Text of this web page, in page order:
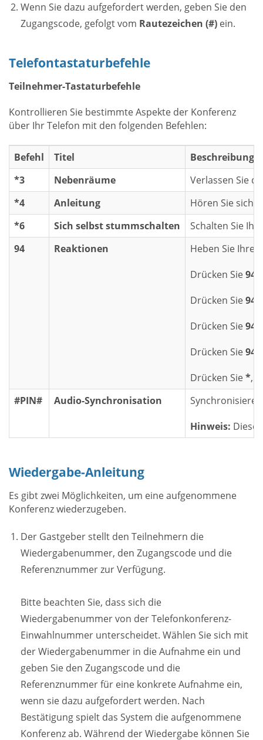
Wenn Sie dazu aufgefordert werden, geben Sie den
Zugangscode, gefolgt vom Rautezeichen (#) ein.
Telefontastaturbefehle
Teilnehmer-Tastaturbefehle
Kontrollieren Sie bestimmte Aspekte der Konferenz
über Ihr Telefon mit den folgenden Befehlen:
Befehl Titel
Beschreibung
*3
Nebenräume
Verlassen Sie
*4
Anleitung
Hören Sie sich
*6
Sich selbst stummschalten
Schalten Sie
94
Reaktionen
Heben Sie Ihre
Drücken Sie94
Drücken Sie941
Drücken Sie942
Drücken Sie943
Drücken Sie*,
#PIN#
Audio-Synchronisation
Hinweis:
Wiedergabe-Anleitung
Es gibt zwei Möglichkeiten, um eine aufgenommene
Konferenz wiederzugeben.
Der Gastgeber stellt den Teilnehmern die
Wiedergabenummer, den Zugangscode und die
Referenznummer zur Verfügung.
Bitte beachten Sie, dass sich die
Wiedergabenummer von der Telefonkonferenz-
Einwahlnummer unterscheidet. Wählen Sie sich mit
der Wiedergabenummer in die Aufnahme ein und
geben Sie den Zugangscode und die
Referenznummer für eine konkrete Aufnahme ein,
wenn sie dazu aufgefordert werden. Nach
Bestätigung spielt das System die aufgenommene
Konferenz ab. Während der Wiedergabe können Sie